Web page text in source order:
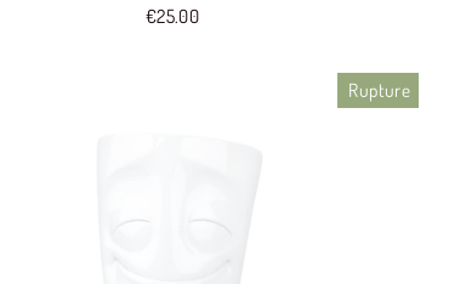
€25.00
Rupture